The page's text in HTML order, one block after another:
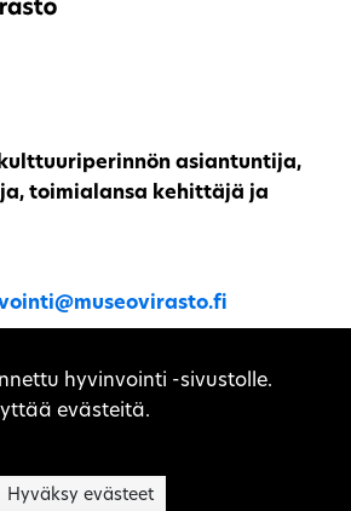
asiantuntija,
toimialansa kehittäjä ja
evästeet
hyvinvointi -sivustolle.
evästeitä.
Hyväksy evästeet